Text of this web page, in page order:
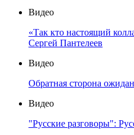
Видео
«Так кто настоящий
Сергей Пантелеев
Видео
Обратная сторона
Видео
"Русские разговоры":